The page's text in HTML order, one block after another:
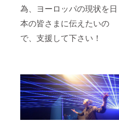
為、ヨーロッパの現状を日
本の皆さまに伝えたいの
で、支援して下さい！